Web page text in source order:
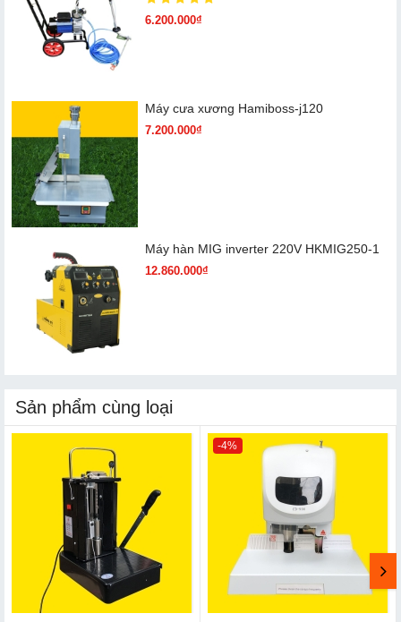
6.200.000₫
Máy cưa xương Hamiboss-j120
7.200.000₫
Máy hàn MIG inverter 220V HKMIG250-1
12.860.000₫
Sản phẩm cùng loại
-4%